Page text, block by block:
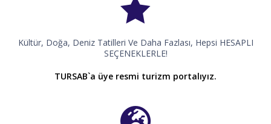
Kültür, Doğa, Deniz Tatilleri Ve Daha Fazlası, Hepsi HESAPLI
SEÇENEKLERLE!
TURSAB`a üye resmi turizm portalıyız.